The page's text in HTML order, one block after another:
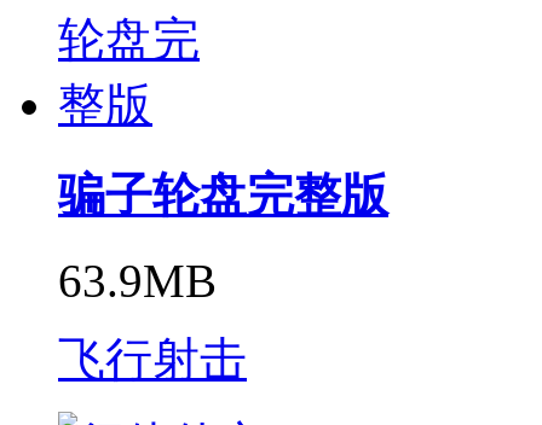
骗子轮盘完整版
63.9MB
飞行射击